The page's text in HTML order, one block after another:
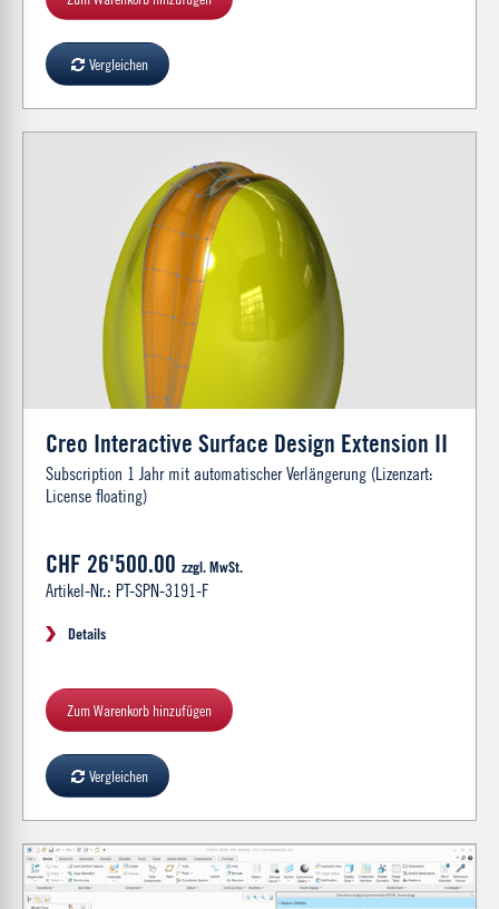
Vergleichen
Creo Interactive Surface Design Extension II
Subscription 1 Jahr mit automatischer Verlängerung (Lizenzart:
License floating)
CHF 26'500.00 zzgl. MwSt.
Artikel-Nr.: PT-SPN-3191-F
Details
Zum Warenkorb hinzufügen
Vergleichen